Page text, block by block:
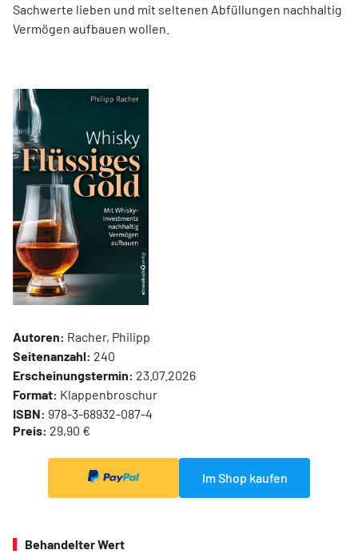
Sachwerte lieben und mit seltenen Abfüllungen nachhaltig
Vermögen aufbauen wollen.
Autoren: Racher, Philipp
Seitenanzahl: 240
Erscheinungstermin: 23.07.2026
Format: Klappenbroschur
ISBN: 978-3-68932-087-4
Preis: 29,90 €
Im Shop kaufen
Behandelter Wert